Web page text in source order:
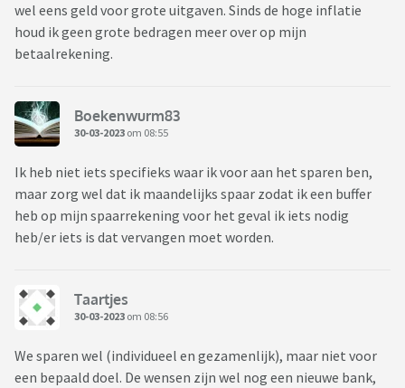
wel eens geld voor grote uitgaven. Sinds de hoge inflatie
houd ik geen grote bedragen meer over op mijn
betaalrekening.
Boekenwurm83
30-03-2023 om 08:55
Ik heb niet iets specifieks waar ik voor aan het sparen ben,
maar zorg wel dat ik maandelijks spaar zodat ik een buffer
heb op mijn spaarrekening voor het geval ik iets nodig
heb/er iets is dat vervangen moet worden.
Taartjes
30-03-2023 om 08:56
We sparen wel (individueel en gezamenlijk), maar niet voor
een bepaald doel. De wensen zijn wel nog een nieuwe bank,